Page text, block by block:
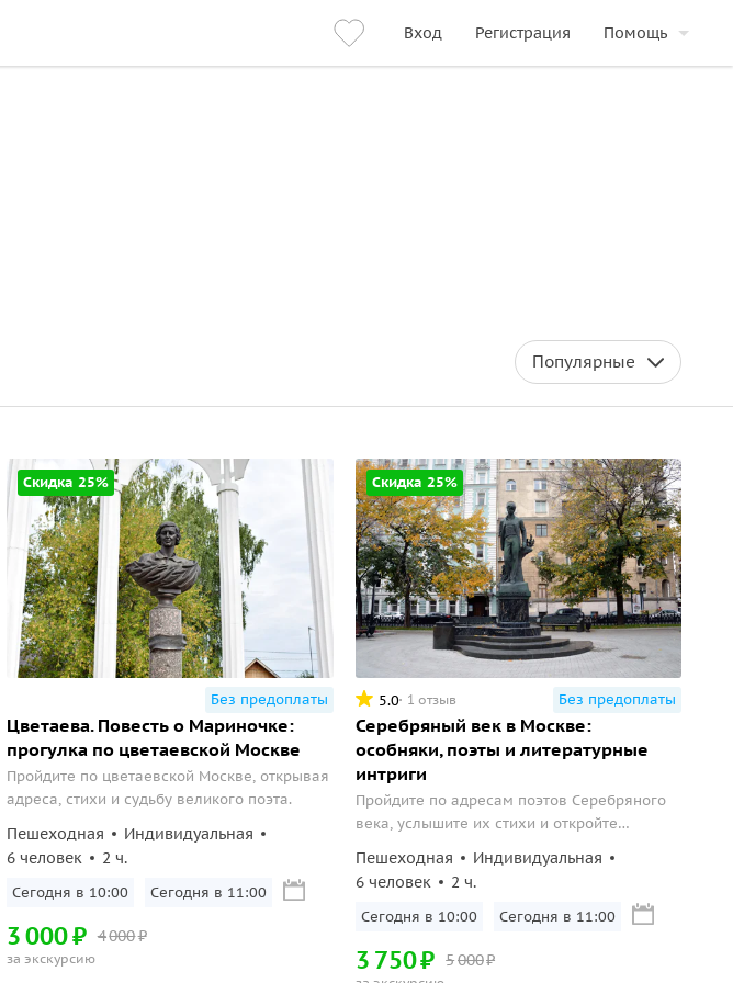
Вход Регистрация Помощь
Популярные
Скидка 25%
Без предоплаты
Цветаева. Повесть о Мариночке:
прогулка по цветаевской Москве
Пройдите по цветаевской Москве, открывая
адреса, стихи и судьбу великого поэта.
Пешеходная
Индивидуальная
6 человек
2 ч.
Сегодня в 10:00 Сегодня в 11:00
4000₽
3000₽
за экскурсию
Скидка 25%
5.0 1 отзыв Без предоплаты
Серебряный век в Москве:
особняки, поэты и литературные
интриги
Пройдите по адресам поэтов Серебряного
века, услышите их стихи и откройте
особняками и легендарными встречами.
Пешеходная
Индивидуальная
6 человек
2 ч.
Сегодня в 10:00 Сегодня в 11:00
5000₽
3 750₽